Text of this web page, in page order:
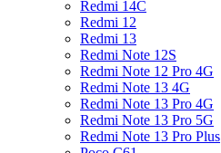
Redmi 14C
Redmi 12
Redmi 13
Redmi Note 12S
Redmi Note 12 Pro 4G
Redmi Note 13 4G
Redmi Note 13 Pro 4G
Redmi Note 13 Pro 5G
Redmi Note 13 Pro Plus